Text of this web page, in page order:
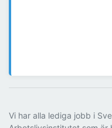
Vi har alla lediga jobb i